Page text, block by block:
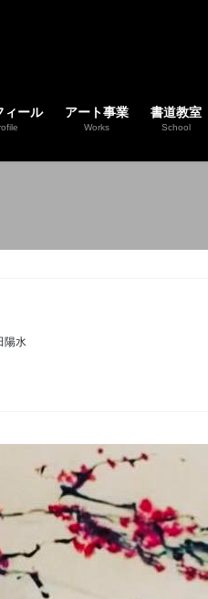
ィール アート事業
Works
書道教室
School
陽水